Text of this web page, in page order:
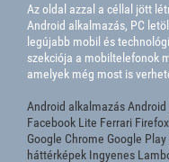
Az oldal azzal a céllal jött
Android alkalmazás, PC
legújabb mobil és
szekciója a mobiltelefonok
amelyek még most is
Android alkalmazás
Facebook Lite Ferrari Firefox
Google Chrome Google Play
háttérképek Ingyenes